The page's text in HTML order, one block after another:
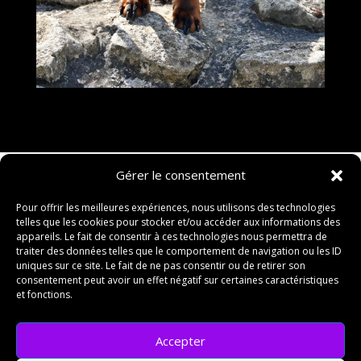
Gérer le consentement
Pour offrir les meilleures expériences, nous utilisons des technologies
telles que les cookies pour stocker et/ou accéder aux informations des
appareils. Le fait de consentir à ces technologies nous permettra de
traiter des données telles que le comportement de navigation ou les ID
uniques sur ce site. Le fait de ne pas consentir ou de retirer son
consentement peut avoir un effet négatif sur certaines caractéristiques
et fonctions.
Accepter